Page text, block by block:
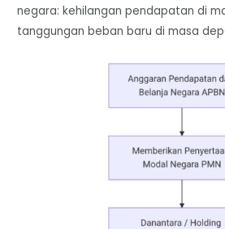
negara: kehilangan pendapatan di
tanggungan beban baru di masa